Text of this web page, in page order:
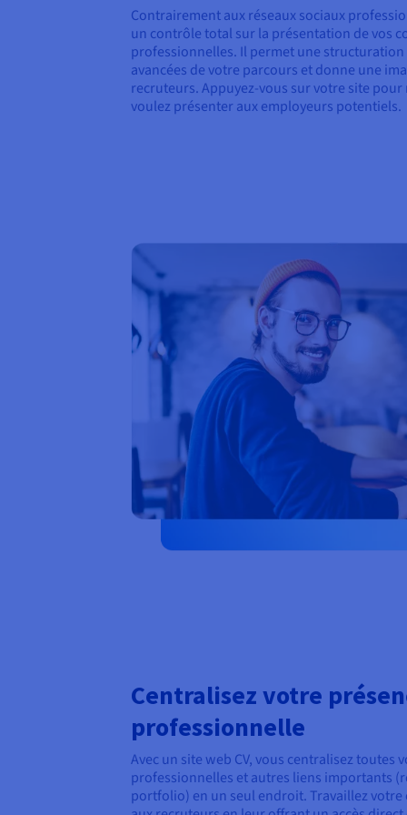
Contrairement aux réseaux sociaux
un contrôle total sur la présentation de vos
professionnelles. Il permet une
avancées de votre parcours et donne une
recruteurs. Appuyez-vous sur votre site pour
voulez présenter aux employeurs potentiels.
Centralisez votre
professionnelle
Avec un site web CV, vous centralisez toutes
professionnelles et autres liens importants
portfolio) en un seul endroit. Travaillez